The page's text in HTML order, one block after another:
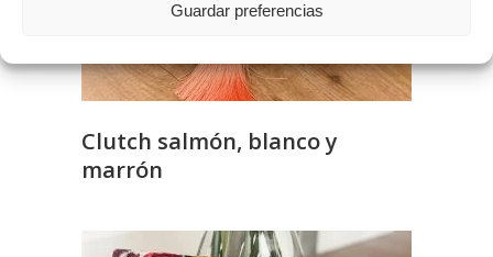
Guardar preferencias
Clutch salmón, blanco y
marrón